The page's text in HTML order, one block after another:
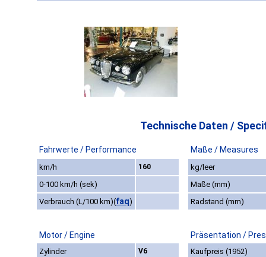
Technische Daten /
Fahrwerte / Performance Maße / Measures
km/h 160
kg/leer
0-100 km/h (sek)
Maße (mm)
Verbrauch (L/100 km)(faq) Radstand (mm)
Motor / Engine Präsentation /
Zylinder V6
Kaufpreis (1952)